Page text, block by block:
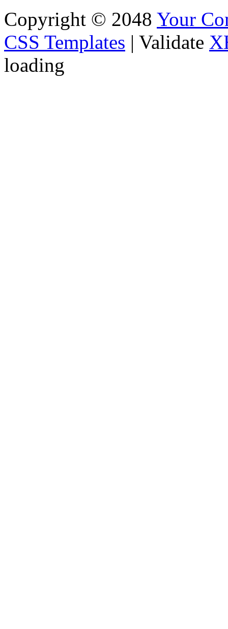
Copyright © 2048 Your
CSS Templates | Validate
loading